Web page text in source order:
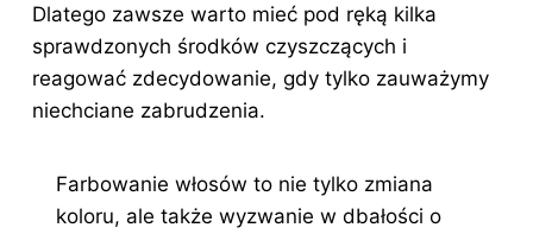
Dlatego zawsze warto mieć pod ręką kilka
sprawdzonych środków czyszczących i
reagować zdecydowanie, gdy tylko zauważymy
niechciane zabrudzenia.
Farbowanie włosów to nie tylko zmiana
koloru, ale także wyzwanie w dbałości o